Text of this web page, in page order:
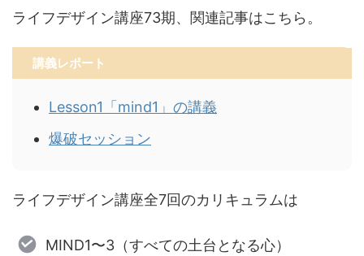
ライフデザイン講座73期、関連記事はこちら。
講義レポート
Lesson1「mind1」の講義
爆破セッション
ライフデザイン講座全7回のカリキュラムは
MIND1〜3（すべての土台となる心）